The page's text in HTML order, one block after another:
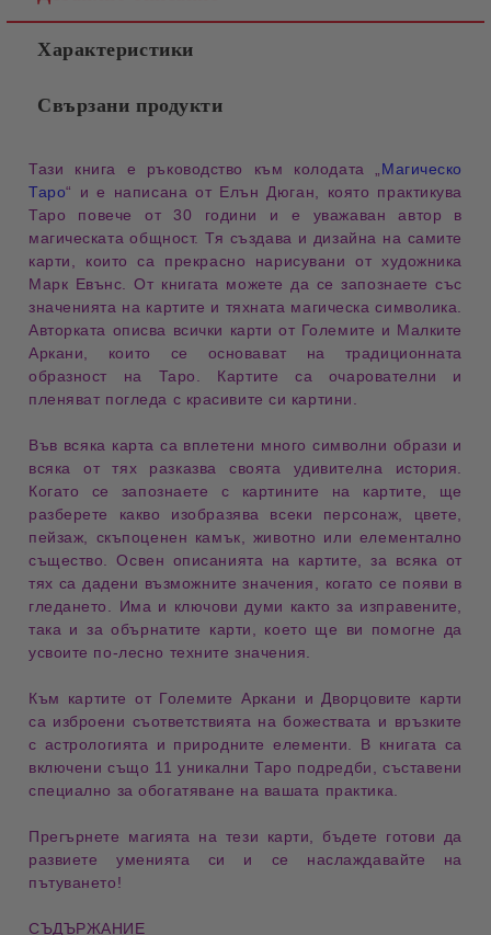
Характеристики
Свързани продукти
Тази книга е ръководство към колодата „ Магическо
Таро“ и е написана от Елън Дюган , която практикува
Таро повече от 30 години и е уважаван автор в
магическата общност. Тя създава и дизайна на самите
карти, които са прекрасно нарисувани от художника
Марк Евънс . От книгата можете да се запознаете със
значенията на картите и тяхната магическа символика
Авторката описва всички карти от Големите и Малките
Аркани , които се основават на традиционната
образност на Таро
. Картите са очарователни и
пленяват погледа с красивите си картини.
Във всяка карта са вплетени много символни образи и
всяка от тях разказва своята удивителна история.
Когато се запознаете с картините на картите, ще
разберете какво изобразява всеки персонаж, цвете,
пейзаж, скъпоценен камък, животно или елементално
същество . Освен описанията на картите, за всяка от
тях са дадени възможните значения, когато се появи в
гледането. Има и ключови думи както за изправените,
така и за обърнатите карти, което ще ви помогне да
усвоите по-лесно техните значения.
Към картите от Големите Аркани и Дворцовите карти
са изброени съответствията на божествата и връзките
с астрологията и природните елементи . В книгата са
включени също 11 уникални Таро подредби
, съставени
специално за обогатяване на вашата практика.
Прегърнете магията на тези карти, бъдете готови да
развиете уменията си и се наслаждавайте на
пътуването!
СЪДЪРЖАНИЕ